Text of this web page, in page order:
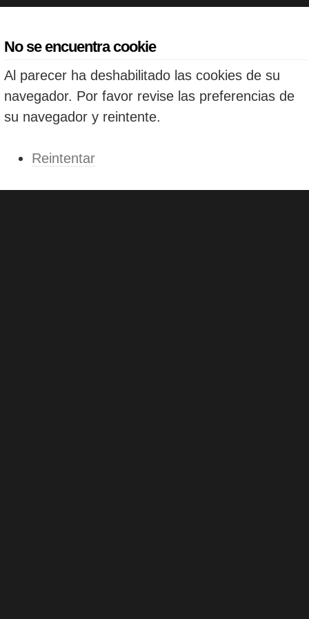
No se encuentra cookie
Al parecer ha deshabilitado las cookies de su
navegador. Por favor revise las preferencias de
su navegador y reintente.
Reintentar